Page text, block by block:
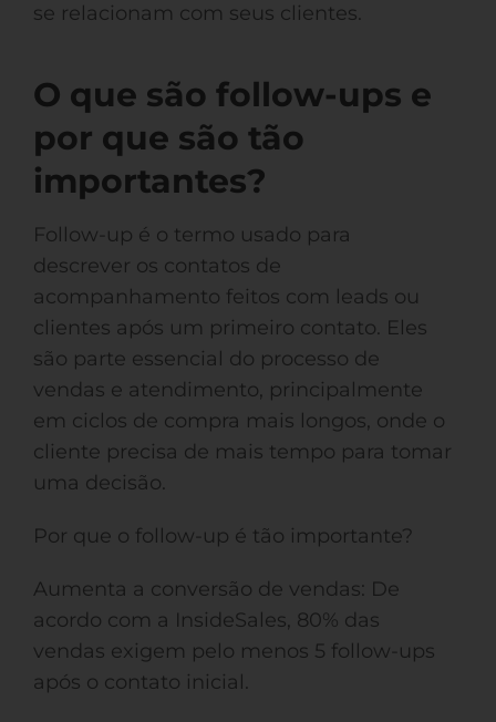
se relacionam com seus clientes.
O que são follow-ups e
por que são tão
importantes?
Follow-up é o termo usado para
descrever os contatos de
acompanhamento feitos com leads ou
clientes após um primeiro contato. Eles
são parte essencial do processo de
vendas e atendimento, principalmente
em ciclos de compra mais longos, onde o
cliente precisa de mais tempo para tomar
uma decisão.
Por que o follow-up é tão importante?
Aumenta a conversão de vendas: De
acordo com a InsideSales, 80% das
vendas exigem pelo menos 5 follow-ups
após o contato inicial.